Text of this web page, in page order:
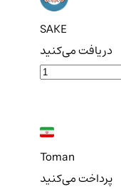
SAKE
دریافت می‌کنید
Toman
پرداخت می‌کنید